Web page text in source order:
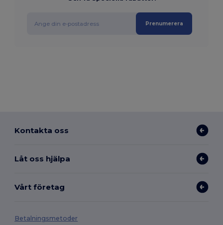
Prenumerera
Kontakta oss
Låt oss hjälpa
Vårt företag
Betalningsmetoder